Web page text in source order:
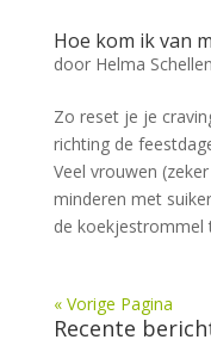
Hoe kom ik van
door Helma Schellen
Zo reset je je
richting de
Veel vrouwen
minderen met
de koekjestrommel
« Vorige Pagina
Recente